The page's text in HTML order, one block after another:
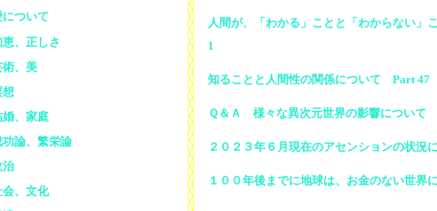
人間が、「わかる」ことと「わからない
1
知ることと人間性の関係について Part 47
Ｑ＆Ａ 様々な異次元世界の影響について
２０２３年６月現在のアセンションの状況
１００年後までに地球は、お金のない世界
について
恵、正しさ
術、美
想
婚、家庭
功論、繁栄論
治
会、文化